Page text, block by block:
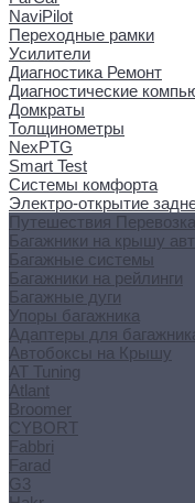
NaviPilot
Переходные рамки
Усилители
Диагностика Ремонт
Диагностические
Домкраты
Толщинометры
NexPTG
Smart Test
Системы комфорта
Электро-открытие
Путешествия Перевозка
Багажники на крышу
Багажные системы
Багажники на рейлинги
Багажные дуги
Упоры багажника
Адаптеры для
Автобоксы на Крышу
AT Tuning
Atlant
Broomer
CYBORT
Fabbri
Farad
G3